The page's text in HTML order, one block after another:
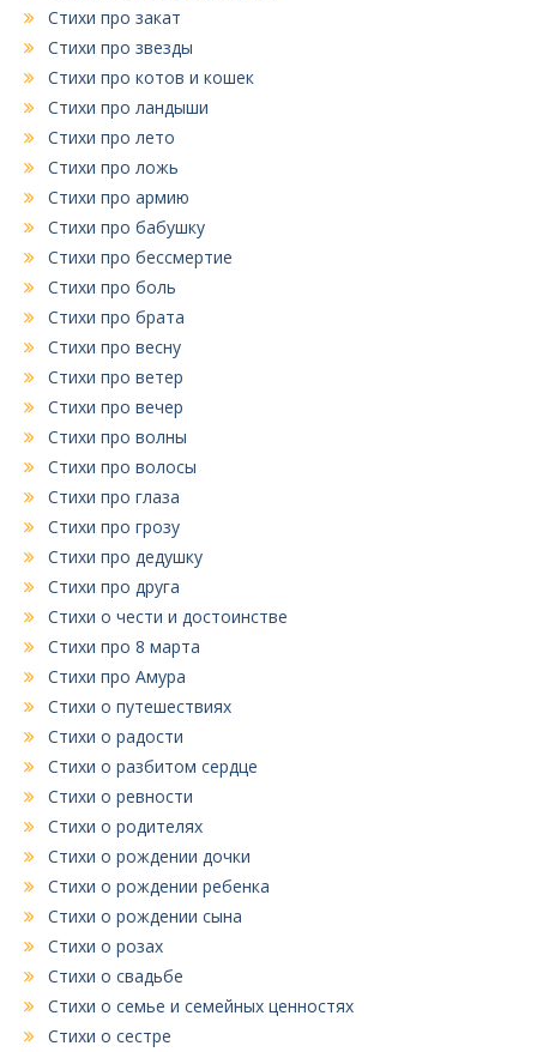
Стихи про закат
Стихи про звезды
Стихи про котов и кошек
Стихи про ландыши
Стихи про лето
Стихи про ложь
Стихи про армию
Стихи про бабушку
Стихи про бессмертие
Стихи про боль
Стихи про брата
Стихи про весну
Стихи про ветер
Стихи про вечер
Стихи про волны
Стихи про волосы
Стихи про глаза
Стихи про грозу
Стихи про дедушку
Стихи про друга
Стихи о чести и достоинстве
Стихи про 8 марта
Стихи про Амура
Стихи о путешествиях
Стихи о радости
Стихи о разбитом сердце
Стихи о ревности
Стихи о родителях
Стихи о рождении дочки
Стихи о рождении ребенка
Стихи о рождении сына
Стихи о розах
Стихи о свадьбе
Стихи о семье и семейных ценностях
Стихи о сестре